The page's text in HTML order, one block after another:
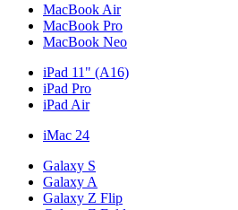
MacBook Air
MacBook Pro
MacBook Neo
iPad 11" (A16)
iPad Pro
iPad Air
iMac 24
Galaxy S
Galaxy A
Galaxy Z Flip